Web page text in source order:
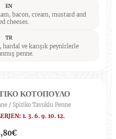
EN
bacon, cream, mustard and
cheeses.
TR
hardal ve karışık peynirlerle
penne.
ΚΟΤΟΠΟΥΛΟ
/ Spitiko Tavuklu Penne
1. 3. 6. 9. 10. 12.